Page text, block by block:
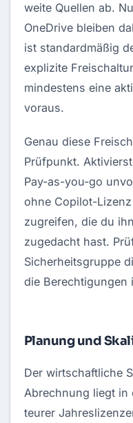
weite Quellen ab.
OneDrive bleiben
ist standardmäßig
explizite
mindestens eine
voraus.
Genau diese
Prüfpunkt.
Pay-as-you-go
ohne Copilot-
zugreifen, die du
zugedacht hast.
Sicherheitsgruppe
die Berechtigungen
Planung und
Der wirtschaftliche
Abrechnung liegt in
teurer